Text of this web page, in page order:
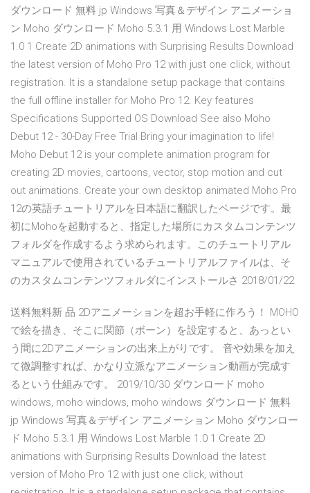
ダウンロード 無料 jp Windows 写真＆デザイン アニメーショ
ン Moho ダウンロード Moho 5.3.1 用 Windows Lost Marble
1.0 1 Create 2D animations with Surprising Results Download
the latest version of Moho Pro 12 with just one click, without
registration. It is a standalone setup package that contains
the full offline installer for Moho Pro 12. Key features
Specifications Supported OS Download See also Moho
Debut 12 - 30-Day Free Trial Bring your imagination to life!
Moho Debut 12 is your complete animation program for
creating 2D movies, cartoons, vector, stop motion and cut
out animations. Create your own desktop animated Moho Pro
12の英語チュートリアルを日本語に翻訳したページです。最
初にMohoを起動すると、指定した場所にカスタムコンテンツ
フォルダを作成するよう求められます。このチュートリアル
マニュアルで使用されているチュートリアルファイルは、そ
のカスタムコンテンツフォルダにインストールさ 2018/01/22
送料無料新 品 2Dアニメーションを超お手軽に作ろう！ MOHO
で絵を描き、そこに関節（ボーン）を設定すると、あっとい
う間に2Dアニメーションの出来上がりです。 音や効果を加え
て微調整すれば、かなり立派なアニメーション動画が完成す
るという仕組みです。 2019/10/30 ダウンロード moho
windows, moho windows, moho windows ダウンロード 無料
jp Windows 写真＆デザイン アニメーション Moho ダウンロー
ド Moho 5.3.1 用 Windows Lost Marble 1.0 1 Create 2D
animations with Surprising Results Download the latest
version of Moho Pro 12 with just one click, without